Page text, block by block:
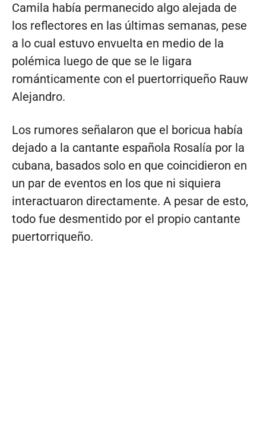
Camila había permanecido algo alejada de
los reflectores en las últimas semanas, pese
a lo cual estuvo envuelta en medio de la
polémica luego de que se le ligara
románticamente con el puertorriqueño Rauw
Alejandro.
Los rumores señalaron que el boricua había
dejado a la cantante española Rosalía por la
cubana, basados solo en que coincidieron en
un par de eventos en los que ni siquiera
interactuaron directamente. A pesar de esto,
todo fue desmentido por el propio cantante
puertorriqueño.